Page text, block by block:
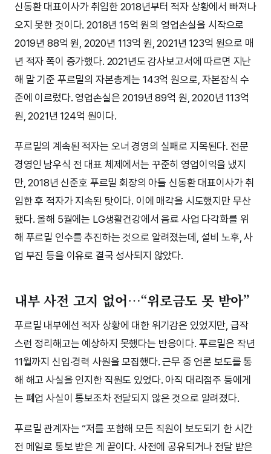
신동환 대표이사가 취임한 2018년부터 적자 상황에서 빠져나
오지 못한 것이다. 2018년 15억 원의 영업손실을 시작으로
2019년 88억 원, 2020년 113억 원, 2021년 123억 원으로 매
년 적자 폭이 증가했다. 2021년도 감사보고서에 따르면 지난
해 말 기준 푸르밀의 자본총계는 143억 원으로, 자본잠식 수
준에 이르렀다. 영업손실은 2019년 89억 원, 2020년 113억
원, 2021년 124억 원이다.
푸르밀의 계속된 적자는 오너 경영의 실패로 지목된다. 전문
경영인 남우식 전 대표 체제에서는 꾸준히 영업이익을 냈지
만, 2018년 신준호 푸르밀 회장의 아들 신동환 대표이사가 취
임한 후 적자가 지속된 탓이다. 이에 매각을 시도했지만 무산
됐다. 올해 5월에는 LG생활건강에서 음료 사업 다각화를 위
해 푸르밀 인수를 추진하는 것으로 알려졌는데, 설비 노후, 사
업 부진 등을 이유로 결국 성사되지 않았다.
내부 사전 고지 없어…“위로금도 못 받아”
푸르밀 내부에선 적자 상황에 대한 위기감은 있었지만, 급작
스런 정리해고는 예상하지 못했다는 반응이다. 푸르밀은 작년
11월까지 신입·경력 사원을 모집했다. 근무 중 언론 보도를 통
해 해고 사실을 인지한 직원도 있었다. 아직 대리점주 등에게
는 폐업 사실이 통보조차 전달되지 않은 것으로 알려졌다.
푸르밀 관계자는 “저를 포함해 모든 직원이 보도되기 한 시간
전 메일로 통보 받은 게 끝이다. 사전에 공유되거나 전달 받은